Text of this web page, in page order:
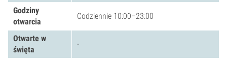
Godziny
otwarcia
Codziennie 10:00–23:00
Otwarte w
święta
-